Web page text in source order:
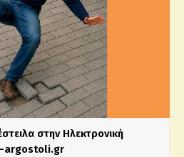
στην Ηλεκτρονική
argostoli.gr